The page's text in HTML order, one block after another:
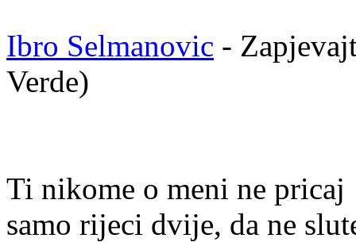
Ibro Selmanovic -
Verde)
Ti nikome o meni ne pricaj
samo rijeci dvije, da ne